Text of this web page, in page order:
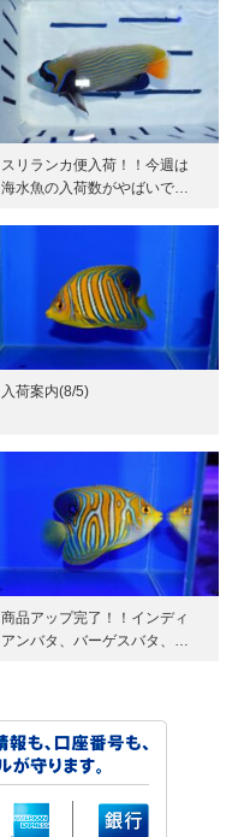
スリランカ便入荷！！今週は
海水魚の入荷数がやばいで…
入荷案内(8/5)
商品アップ完了！！インディ
アンバタ、バーゲスバタ、…